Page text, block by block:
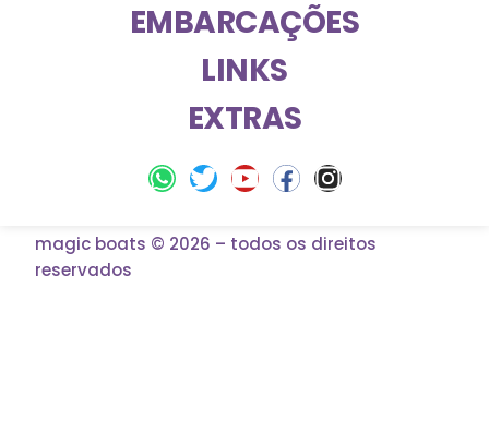
EMBARCAÇÕES
LINKS
EXTRAS
magic boats © 2026 – todos os direitos
reservados